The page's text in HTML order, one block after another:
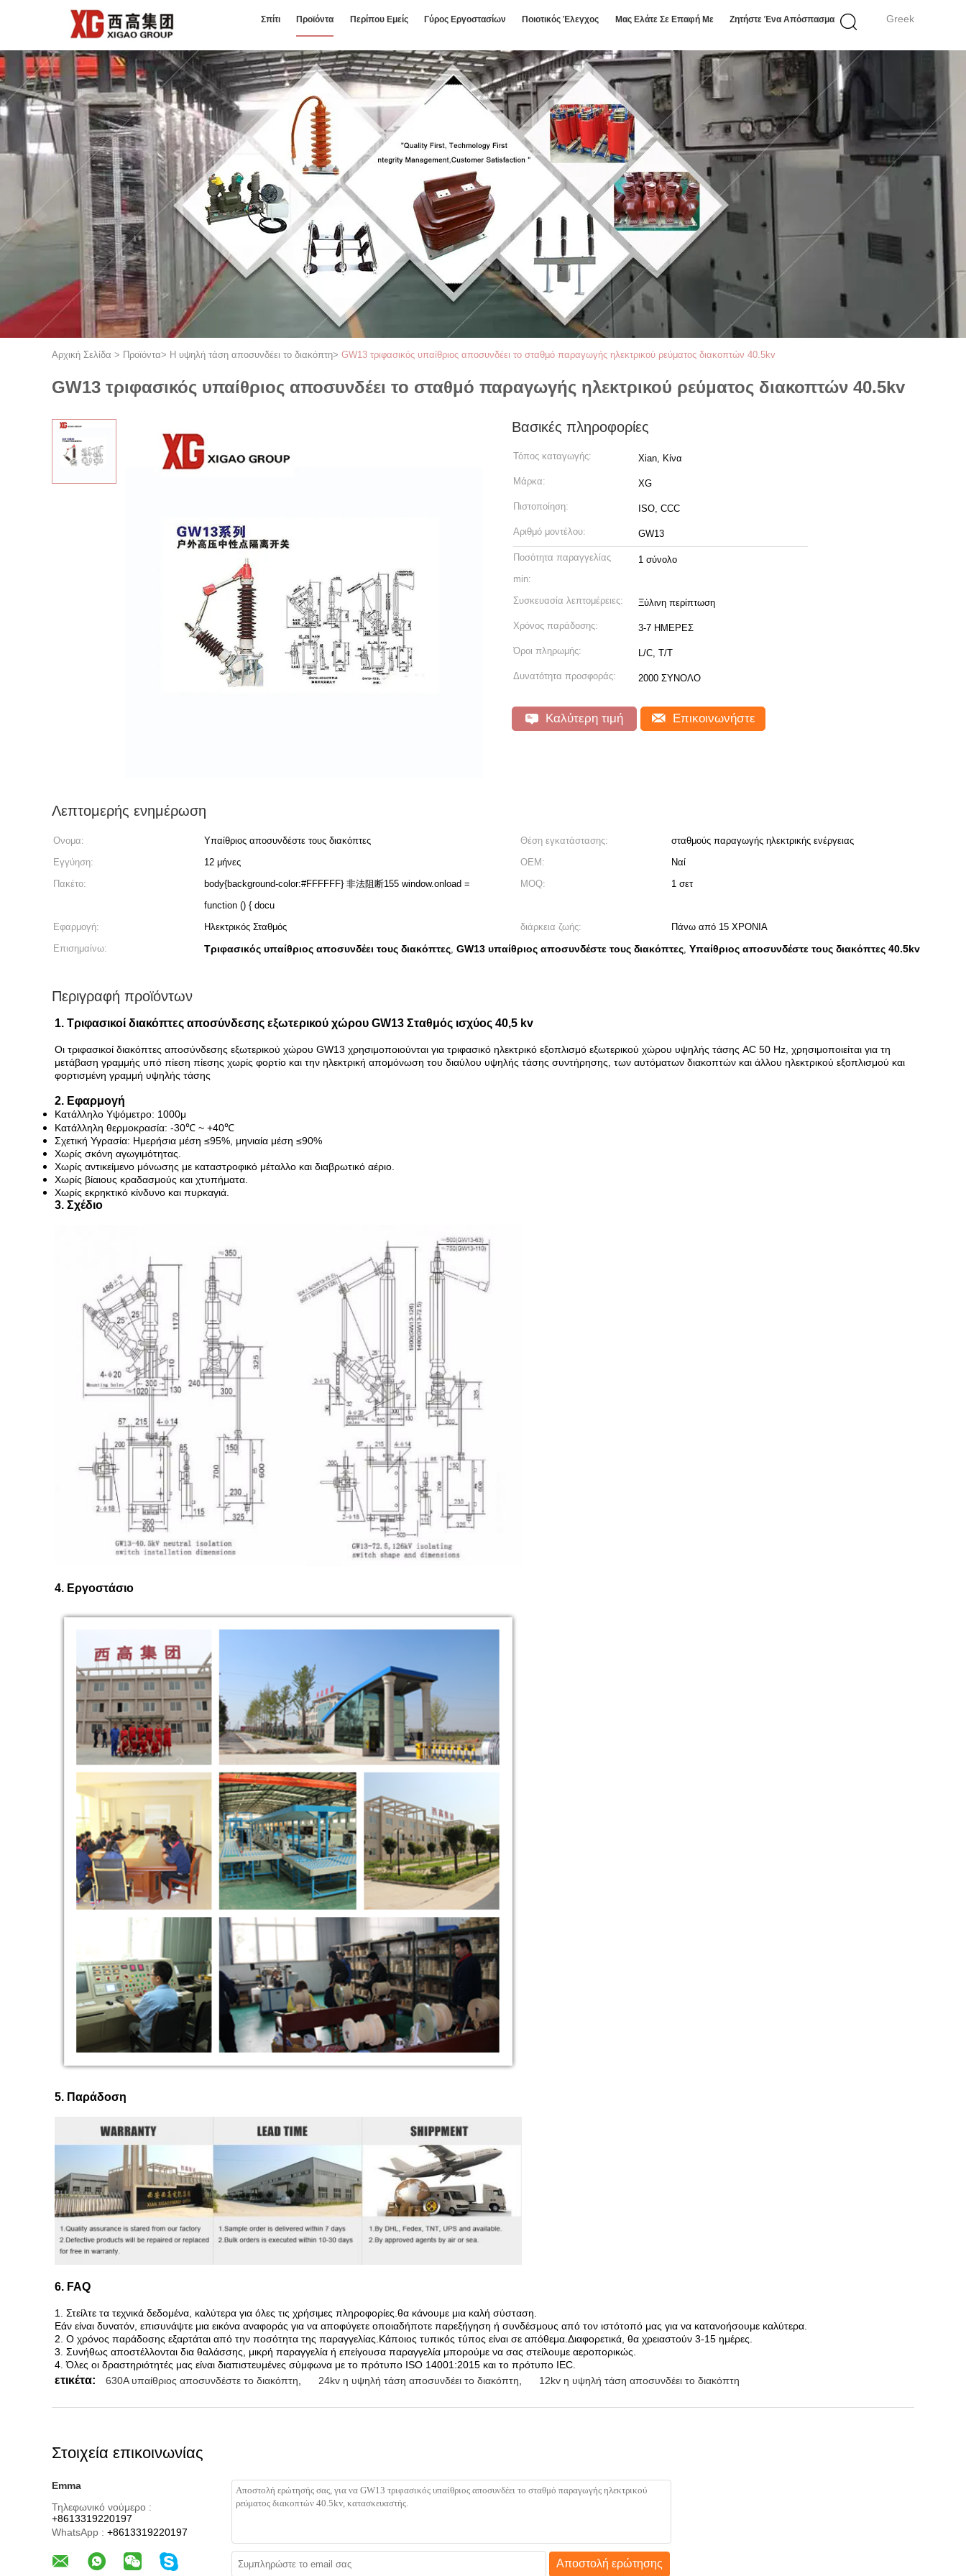
Greek
Σπίτι Προϊόντα Περίπου Εμείς Γύρος Εργοστασίων Ποιοτικός Έλεγχος Μας Ελάτε Σε Επαφή Με Ζητήστε Ένα Απόσπασμα
Αρχική Σελίδα > Προϊόντα> Η υψηλή τάση αποσυνδέει το διακόπτη> GW13 τριφασικός υπαίθριος αποσυνδέει το σταθμό παραγωγής ηλεκτρικού ρεύματος διακοπτών 40.5kv
GW13 τριφασικός υπαίθριος αποσυνδέει το σταθμό παραγωγής ηλεκτρικού ρεύματος διακοπτών 40.5kv
Βασικές πληροφορίες
Τόπος καταγωγής: Xian, Κίνα
Μάρκα: XG
Πιστοποίηση: ISO, CCC
Αριθμό μοντέλου: GW13
Ποσότητα παραγγελίας
min:
1 σύνολο
Συσκευασία λεπτομέρειες: Ξύλινη περίπτωση
Χρόνος παράδοσης: 3-7 ΗΜΕΡΕΣ
Όροι πληρωμής: L/C, T/T
Δυνατότητα προσφοράς: 2000 ΣΥΝΟΛΟ
Καλύτερη τιμή Επικοινωνήστε
Λεπτομερής ενημέρωση
Ονομα: Υπαίθριος αποσυνδέστε τους διακόπτες Θέση εγκατάστασης:
σταθμούς παραγωγής ηλεκτρικής ενέργειας
Εγγύηση:
12 μήνες OEM:
Ναί
Πακέτο:
body{background-color:#FFFFFF} 非法阻断155 window.onload =
function () { docu
MOQ: 1 σετ
Εφαρμογή: Ηλεκτρικός Σταθμός διάρκεια ζωής:
Πάνω από 15 ΧΡΟΝΙΑ
Επισημαίνω:
Τριφασικός υπαίθριος αποσυνδέει τους διακόπτες, GW13 υπαίθριος αποσυνδέστε τους διακόπτες, Υπαίθριος αποσυνδέστε τους διακόπτες 40.5kv
Περιγραφή προϊόντων
1. Τριφασικοί διακόπτες αποσύνδεσης εξωτερικού χώρου GW13 Σταθμός ισχύος 40,5 kv
Οι τριφασικοί διακόπτες αποσύνδεσης εξωτερικού χώρου GW13 χρησιμοποιούνται για τριφασικό ηλεκτρικό εξοπλισμό εξωτερικού χώρου υψηλής τάσης AC 50 Hz, χρησιμοποιείται για τη
μετάβαση γραμμής υπό πίεση πίεσης χωρίς φορτίο και την ηλεκτρική απομόνωση του διαύλου υψηλής τάσης συντήρησης, των αυτόματων διακοπτών και άλλου ηλεκτρικού εξοπλισμού και
φορτισμένη γραμμή υψηλής τάσης
2. Εφαρμογή
Κατάλληλο Υψόμετρο: 1000μ
Κατάλληλη θερμοκρασία: -30℃ ~ +40℃
Σχετική Υγρασία: Ημερήσια μέση ≤95%, μηνιαία μέση ≤90%
Χωρίς σκόνη αγωγιμότητας.
Χωρίς αντικείμενο μόνωσης με καταστροφικό μέταλλο και διαβρωτικό αέριο.
Χωρίς βίαιους κραδασμούς και χτυπήματα.
Χωρίς εκρηκτικό κίνδυνο και πυρκαγιά.
3. Σχέδιο
4. Εργοστάσιο
5. Παράδοση
6. FAQ
1. Στείλτε τα τεχνικά δεδομένα, καλύτερα για όλες τις χρήσιμες πληροφορίες.θα κάνουμε μια καλή σύσταση.
Εάν είναι δυνατόν, επισυνάψτε μια εικόνα αναφοράς για να αποφύγετε οποιαδήποτε παρεξήγηση ή συνδέσμους από τον ιστότοπό μας για να κατανοήσουμε καλύτερα.
2. Ο χρόνος παράδοσης εξαρτάται από την ποσότητα της παραγγελίας.Κάποιος τυπικός τύπος είναι σε απόθεμα.Διαφορετικά, θα χρειαστούν 3-15 ημέρες.
3. Συνήθως αποστέλλονται δια θαλάσσης, μικρή παραγγελία ή επείγουσα παραγγελία μπορούμε να σας στείλουμε αεροπορικώς.
4. Όλες οι δραστηριότητές μας είναι διαπιστευμένες σύμφωνα με το πρότυπο ISO 14001:2015 και το πρότυπο IEC.
ετικέτα: 630A υπαίθριος αποσυνδέστε το διακόπτη 24kv η υψηλή τάση αποσυνδέει το διακόπτη 12kv η υψηλή τάση αποσυνδέει το διακόπτη
Στοιχεία επικοινωνίας
Emma
Τηλεφωνικό νούμερο :
+8613319220197
WhatsApp : +8613319220197
Αποστολή ερώτησης